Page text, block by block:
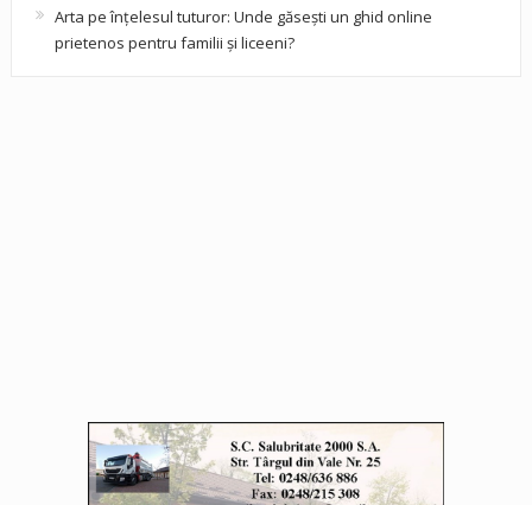
Arta pe înțelesul tuturor: Unde găsești un ghid online
prietenos pentru familii și liceeni?